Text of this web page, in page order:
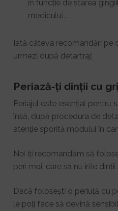
în funcție de starea
medicului .
Iată câteva recomandări pe
urmezi după detartraj:
Periază-ți dinții cu
Periajul este esențial pentru
însă, după procedura de
atenție sporită modului în
Noi îți recomandăm să
peri moi, care să nu irite
Dacă folosești o periuță cu
le poți face să devină